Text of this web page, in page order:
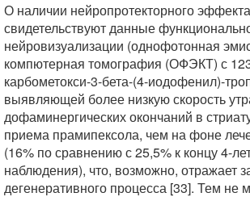
О наличии нейропротекторного
свидетельствуют данные
нейровизуализации (однофотонная
компютерная томография (ОФЭКТ) с
карбометокси-3-бета-(4-иодофенил)-
выявляющей более низкую скорость
дофаминергических окончаний в
приема прамипексола, чем на фоне
(16% по сравнению с 25,5% к концу 4-
наблюдения), что, возможно, отражает
дегенеративного процесса [33]. Тем не